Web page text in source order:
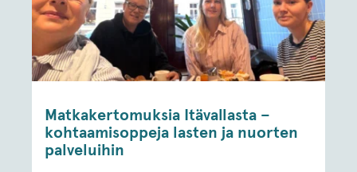
Matkakertomuksia Itävallasta –
kohtaamisoppeja lasten ja nuorten
palveluihin